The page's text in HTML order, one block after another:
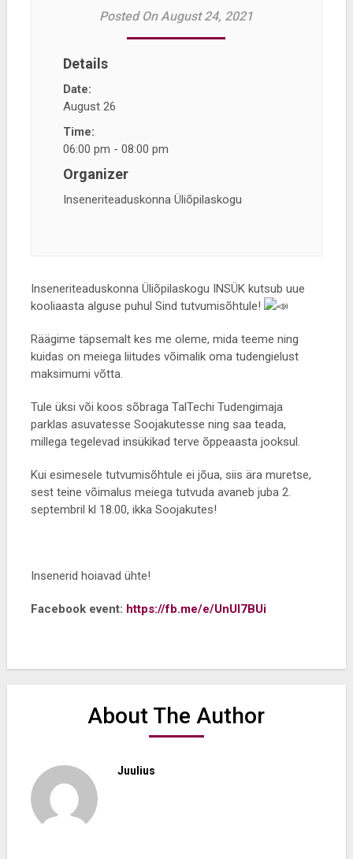
Posted On August 24, 2021
Details
Date:
August 26
Time:
06:00 pm - 08:00 pm
Organizer
Inseneriteaduskonna Üliõpilaskogu
Inseneriteaduskonna Üliõpilaskogu INSÜK kutsub uue
kooliaasta alguse puhul Sind tutvumisõhtule!
Räägime täpsemalt kes me oleme, mida teeme ning
kuidas on meiega liitudes võimalik oma tudengielust
maksimumi võtta.
Tule üksi või koos sõbraga TalTechi Tudengimaja
parklas asuvatesse Soojakutesse ning saa teada,
millega tegelevad insükikad terve õppeaasta jooksul.
Kui esimesele tutvumisõhtule ei jõua, siis ära muretse,
sest teine võimalus meiega tutvuda avaneb juba 2.
septembril kl 18.00, ikka Soojakutes!
Insenerid hoiavad ühte!
Facebook event: https://fb.me/e/UnUl7BUi
About The Author
Juulius